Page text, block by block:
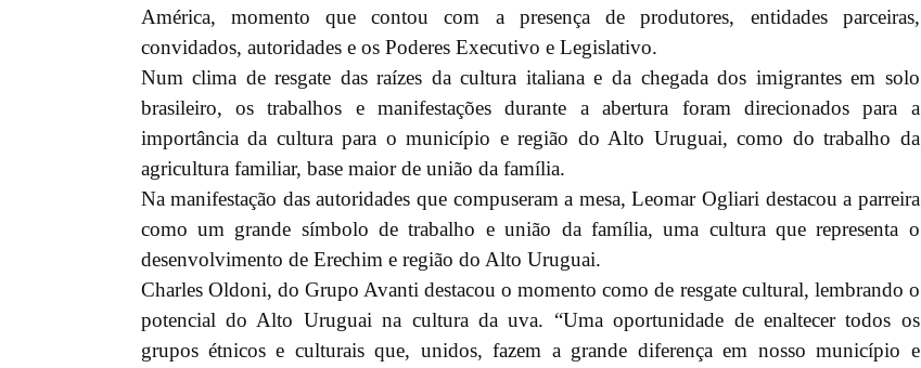
América, momento que contou com a presença de produtores, entidades parceiras,
convidados, autoridades e os Poderes Executivo e Legislativo.
Num clima de resgate das raízes da cultura italiana e da chegada dos imigrantes em solo
brasileiro, os trabalhos e manifestações durante a abertura foram direcionados para a
importância da cultura para o município e região do Alto Uruguai, como do trabalho da
agricultura familiar, base maior de união da família.
Na manifestação das autoridades que compuseram a mesa, Leomar Ogliari destacou a parreira
como um grande símbolo de trabalho e união da família, uma cultura que representa o
desenvolvimento de Erechim e região do Alto Uruguai.
Charles Oldoni, do Grupo Avanti destacou o momento como de resgate cultural, lembrando o
potencial do Alto Uruguai na cultura da uva. “Uma oportunidade de enaltecer todos os
grupos étnicos e culturais que, unidos, fazem a grande diferença em nosso município e